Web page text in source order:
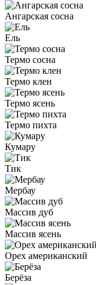
Ангарская сосна
Ель
Термо сосна
Термо клен
Термо ясень
Термо пихта
Кумару
Тик
Мербау
Массив дуб
Массив ясень
Орех американский
Берёза